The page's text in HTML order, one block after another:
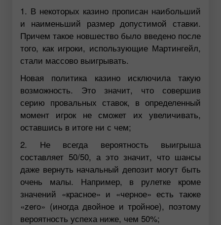
1. В некоторых казино прописан наибольший
и наименьший размер допустимой ставки.
Причем такое новшество было введено после
того, как игроки, использующие Мартингейл,
стали массово выигрывать.
Новая политика казино исключила такую
возможность. Это значит, что совершив
серию провальных ставок, в определенный
момент игрок не сможет их увеличивать,
оставшись в итоге ни с чем;
2. Не всегда вероятность выигрыша
составляет 50/50, а это значит, что шансы
даже вернуть начальный депозит могут быть
очень малы. Например, в рулетке кроме
значений «красное» и «черное» есть также
«zero» (иногда двойное и тройное), поэтому
вероятность успеха ниже, чем 50%;